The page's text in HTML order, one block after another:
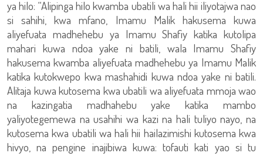
ya hilo: “Alipinga hilo kwamba ubatili wa hali hii iliyotajwa nao
si sahihi, kwa mfano, Imamu Malik hakusema kuwa
aliyefuata madhehebu ya Imamu Shafiy katika kutolipa
mahari kuwa ndoa yake ni batili, wala Imamu Shafiy
hakusema kwamba aliyefuata madhehebu ya Imamu Malik
katika kutokwepo kwa mashahidi kuwa ndoa yake ni batili.
Alitaja kuwa kutosema kwa ubatili wa aliyefuata mmoja wao
na kazingatia madhahebu yake katika mambo
yaliyotegemewa na usahihi wa kazi na hali tuliyo nayo, na
kutosema kwa ubatili wa hali hii hailazimishi kutosema kwa
hivyo, na pengine inajibiwa kuwa: tofauti kati yao si tu